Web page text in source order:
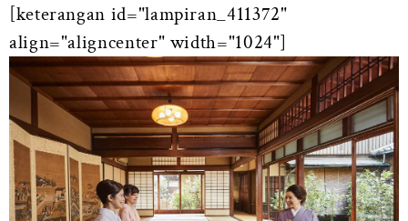
[keterangan id="lampiran_411372"
align="aligncenter" width="1024"]